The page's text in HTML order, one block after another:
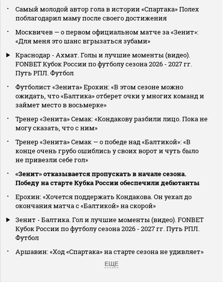
Самый молодой автор гола в истории «Спартака» Полех
поблагодарил маму после своего достижения
Москвичев — о первом официальном матче за «Зенит»:
«Для меня это шанс вгрызаться зубами»
Краснодар - Ахмат. Голы и лучшие моменты (видео).
FONBET Кубок России по футболу сезона 2026 - 2027 гг.
Путь РПЛ. Футбол
Футболист «Зенита» Ерохин: «В этом сезоне можно
ожидать, что «Балтика» отберет очки у многих команд и
займет место в восьмерке»
Тренер «Зенита» Семак: «Кондакову разбили лицо. Пока не
могу сказать, что с ним»
Тренер «Зенита» Семак — о победе над «Балтикой»: «В
конце очень грубо ошиблись у своих ворот и чуть было
не привезли себе гол»
«Зенит» отказывается пропускать в начале сезона.
Победу на старте Кубка России обеспечили дебютанты
Ерохин: «Хочется поддержать Кондакова. Он уехал до
окончания матча с «Балтикой» на скорой»
Зенит - Балтика. Гол и лучшие моменты (видео). FONBET
Кубок России по футболу сезона 2026 - 2027 гг. Путь РПЛ.
Футбол
Аршавин: «Ход «Спартака» на старте сезона не удивляет»
ЕЩЕ